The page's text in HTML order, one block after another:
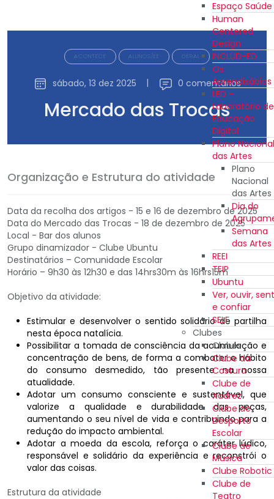
Espaço Saúde
Human
Centered
Design
INCLUD-ED
Os
Aprendisábios
LED -
Laboratório de
Educação
Digital
Plano Nacional
das Artes
Plano
Nacional
das Artes
Dia do
Semana
das Artes
REEI
TEIP
Ubuntu
Ver, ouvir,
e confiar
SELF
Clubes
Clubes
Clube da
Costura
Clube de
Xadrez
Clube de
Desporto
Escolar
Clube de
Música
Clube Robotic
Clube de
Teatro
ACONTECE ALUNOS/EE GERAL
sábado, 13 dez 2025 | 0 comentários
Mercado das Trocas
Organização e Estrutura do atividade
Data da recolha dos artigos - 15 e 16 de dezembro de 2025
Data do Mercado das Trocas - 18 de dezembro de 2025
Local - Bar dos alunos
Grupo dinamizador - Clube Ubuntu
Destinatários – Comunidade Escolar
Horário – 9h30 às 12h30 e das 14hrs30m às 16hrs15m
Objetivo da atividade:
Estimular e desenvolver o sentido solidário de partilha
nesta época natalícia.
Possibilitar a tomada de consciência da acumulação e
concentração de bens, de forma a combater o hábito
do consumo desmedido, tão presente na nossa
atualidade.
Adotar um consumo consciente e sustentável, que
valorize a qualidade e durabilidade das peças,
aumentando o seu nível de vida e contribuindo para a
redução do impacto ambiental.
Adotar a moeda da escola, reforça o caráter lúdico,
responsável e solidário da experiência e reconstrói o
valor das coisas.
Estrutura da atividade